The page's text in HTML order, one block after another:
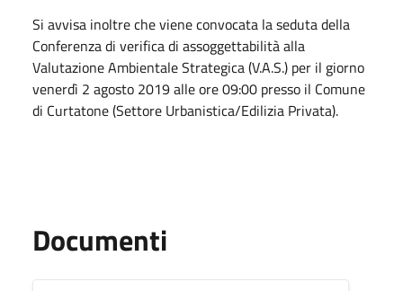
Si avvisa inoltre che viene convocata la seduta della
Conferenza di verifica di assoggettabilità alla
Valutazione Ambientale Strategica (V.A.S.) per il giorno
venerdì 2 agosto 2019 alle ore 09:00 presso il Comune
di Curtatone (Settore Urbanistica/Edilizia Privata).
Documenti